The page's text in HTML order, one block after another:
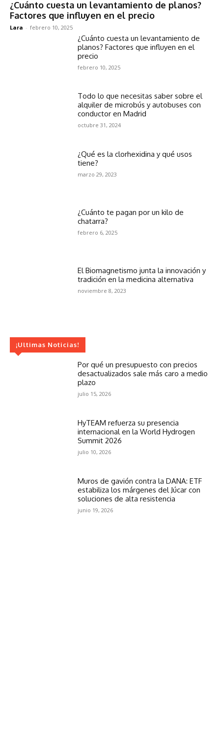
¿Cuánto cuesta un levantamiento de planos?
Factores que influyen en el precio
Lara - febrero 10, 2025
¿Cuánto cuesta un levantamiento de
planos? Factores que influyen en el
precio
febrero 10, 2025
Todo lo que necesitas saber sobre el
alquiler de microbús y autobuses con
conductor en Madrid
octubre 31, 2024
¿Qué es la clorhexidina y qué usos
tiene?
marzo 29, 2023
¿Cuánto te pagan por un kilo de
chatarra?
febrero 6, 2025
El Biomagnetismo junta la innovación y
tradición en la medicina alternativa
noviembre 8, 2023
¡Ultimas Noticias!
Por qué un presupuesto con precios
desactualizados sale más caro a medio
plazo
julio 15, 2026
HyTEAM refuerza su presencia
internacional en la World Hydrogen
Summit 2026
julio 10, 2026
Muros de gavión contra la DANA: ETF
estabiliza los márgenes del Júcar con
soluciones de alta resistencia
junio 19, 2026